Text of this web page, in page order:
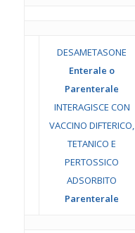
DESAMETASONE
Enterale o
Parenterale
INTERAGISCE CON
VACCINO DIFTERICO,
TETANICO E
PERTOSSICO
ADSORBITO
Parenterale